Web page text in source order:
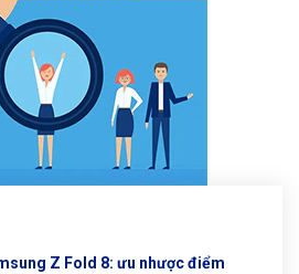
Z Fold 8: ưu nhược điểm